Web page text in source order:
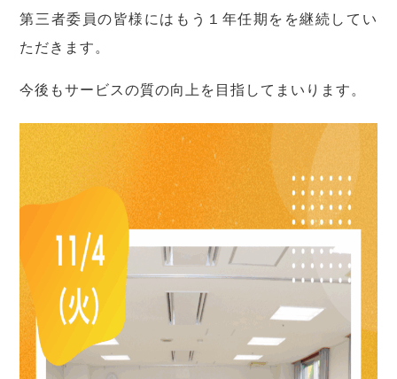
第三者委員の皆様にはもう１年任期をを継続してい
ただきます。
今後もサービスの質の向上を目指してまいります。